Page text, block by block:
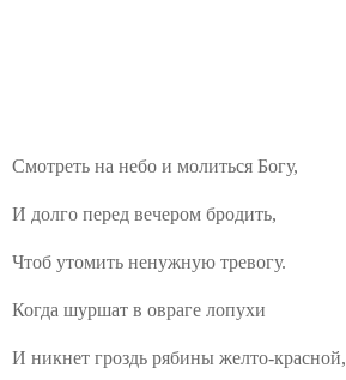
Смотреть на небо и молиться Богу,
И долго перед вечером бродить,
Чтоб утомить ненужную тревогу.
Когда шуршат в овраге лопухи
И никнет гроздь рябины желто-красной,